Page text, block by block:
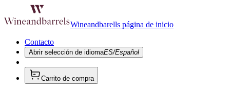
Wineandbarells página de inicio
Contacto
Abrir selección de idiomaES/Español
Carrito de compra